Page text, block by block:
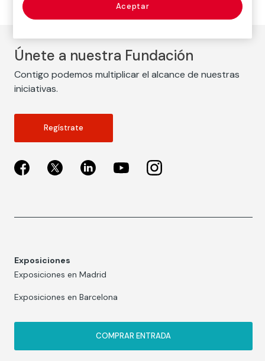
Únete a nuestra Fundación
Contigo podemos multiplicar el alcance de nuestras
iniciativas.
Regístrate
Exposiciones
Exposiciones en Madrid
Exposiciones en Barcelona
COMPRAR ENTRADA
Aceptar